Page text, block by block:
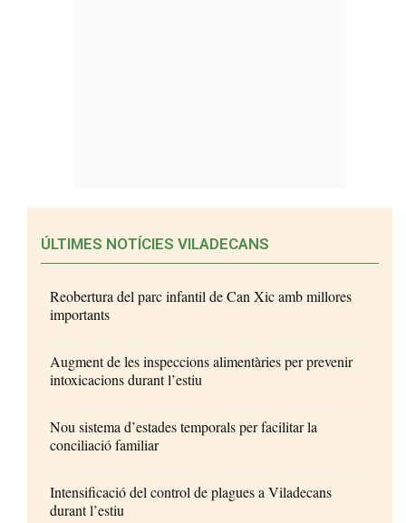
ÚLTIMES NOTÍCIES VILADECANS
Reobertura del parc infantil de Can Xic amb millores
importants
Augment de les inspeccions alimentàries per prevenir
intoxicacions durant l’estiu
Nou sistema d’estades temporals per facilitar la
conciliació familiar
Intensificació del control de plagues a Viladecans
durant l’estiu